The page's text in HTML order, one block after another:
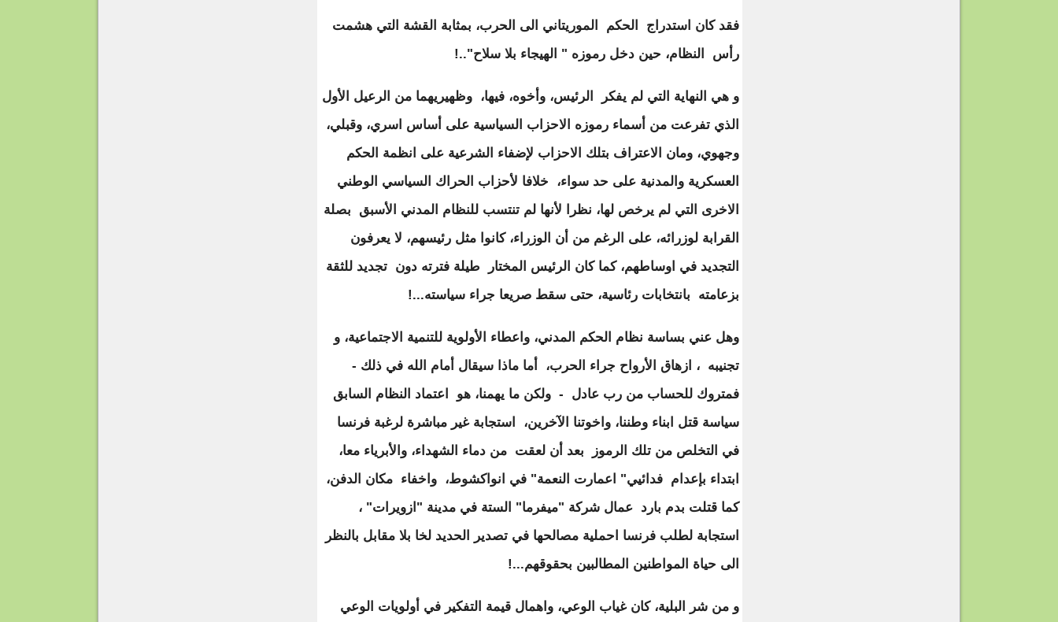
فقد كان استدراج الحكم الموريتاني الى الحرب، بمثابة القشة التي هشمت
رأس النظام، حين دخل رموزه " الهيجاء بلا سلاح"..!
و هي النهاية التي لم يفكر الرئيس، وأخوه، فيها، وظهيريهما من الرعيل الأول
الذي تفرعت من أسماء رموزه الاحزاب السياسية على أساس اسري، وقبلي،
وجهوي، ومان الاعتراف بتلك الاحزاب لإضفاء الشرعية على انظمة الحكم
العسكرية والمدنية على حد سواء، خلافا لأحزاب الحراك السياسي الوطني
الاخرى التي لم يرخص لها، نظرا لأنها لم تنتسب للنظام المدني الأسبق بصلة
القرابة لوزرائه، على الرغم من أن الوزراء، كانوا مثل رئيسهم، لا يعرفون
التجديد في اوساطهم، كما كان الرئيس المختار طيلة فترته دون تجديد للثقة
بزعامته بانتخابات رئاسية، حتى سقط صريعا جراء سياسته...!
وهل عني بساسة نظام الحكم المدني، واعطاء الأولوية للتنمية الاجتماعية، و
تجنيبه ، ازهاق الأرواح جراء الحرب، أما ماذا سيقال أمام الله في ذلك -
فمتروك للحساب من رب عادل - ولكن ما يهمنا، هو اعتماد النظام السابق
سياسة قتل ابناء وطننا، واخوتنا الآخرين، استجابة غير مباشرة لرغبة فرنسا
في التخلص من تلك الرموز بعد أن لعقت من دماء الشهداء، والأبرياء معا،
ابتداء بإعدام فدائيي" اعمارت النعمة" في انواكشوط، واخفاء مكان الدفن،
كما قتلت بدم بارد عمال شركة "ميفرما" الستة في مدينة "ازويرات" ،
استجابة لطلب فرنسا احملية مصالحها في تصدير الحديد لخا بلا مقابل بالنظر
الى حياة المواطنين المطالبين بحقوقهم...!
و من شر البلية، كان غياب الوعي، واهمال قيمة التفكير في أولويات الوعي